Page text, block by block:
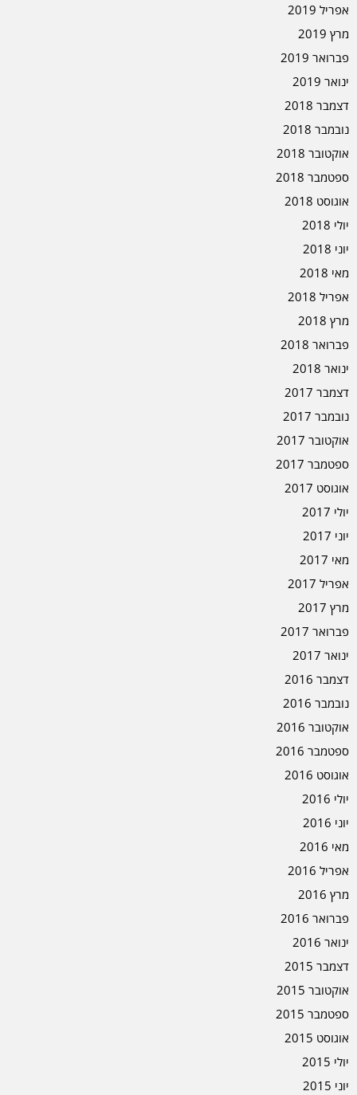
אפריל 2019
מרץ 2019
פברואר 2019
ינואר 2019
דצמבר 2018
נובמבר 2018
אוקטובר 2018
ספטמבר 2018
אוגוסט 2018
יולי 2018
יוני 2018
מאי 2018
אפריל 2018
מרץ 2018
פברואר 2018
ינואר 2018
דצמבר 2017
נובמבר 2017
אוקטובר 2017
ספטמבר 2017
אוגוסט 2017
יולי 2017
יוני 2017
מאי 2017
אפריל 2017
מרץ 2017
פברואר 2017
ינואר 2017
דצמבר 2016
נובמבר 2016
אוקטובר 2016
ספטמבר 2016
אוגוסט 2016
יולי 2016
יוני 2016
מאי 2016
אפריל 2016
מרץ 2016
פברואר 2016
ינואר 2016
דצמבר 2015
אוקטובר 2015
ספטמבר 2015
אוגוסט 2015
יולי 2015
יוני 2015